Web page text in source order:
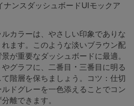
ナンスダッシュボードUIモックア
カラーは、やさしい印象でありな
ます。このような淡いブラウン配
が重要なダッシュボードに最適。
グラフに、二番目・三番目に明る
階層を保ちましょう。コツ：仕切
ドグレーを一色添えることでコン
離できます。